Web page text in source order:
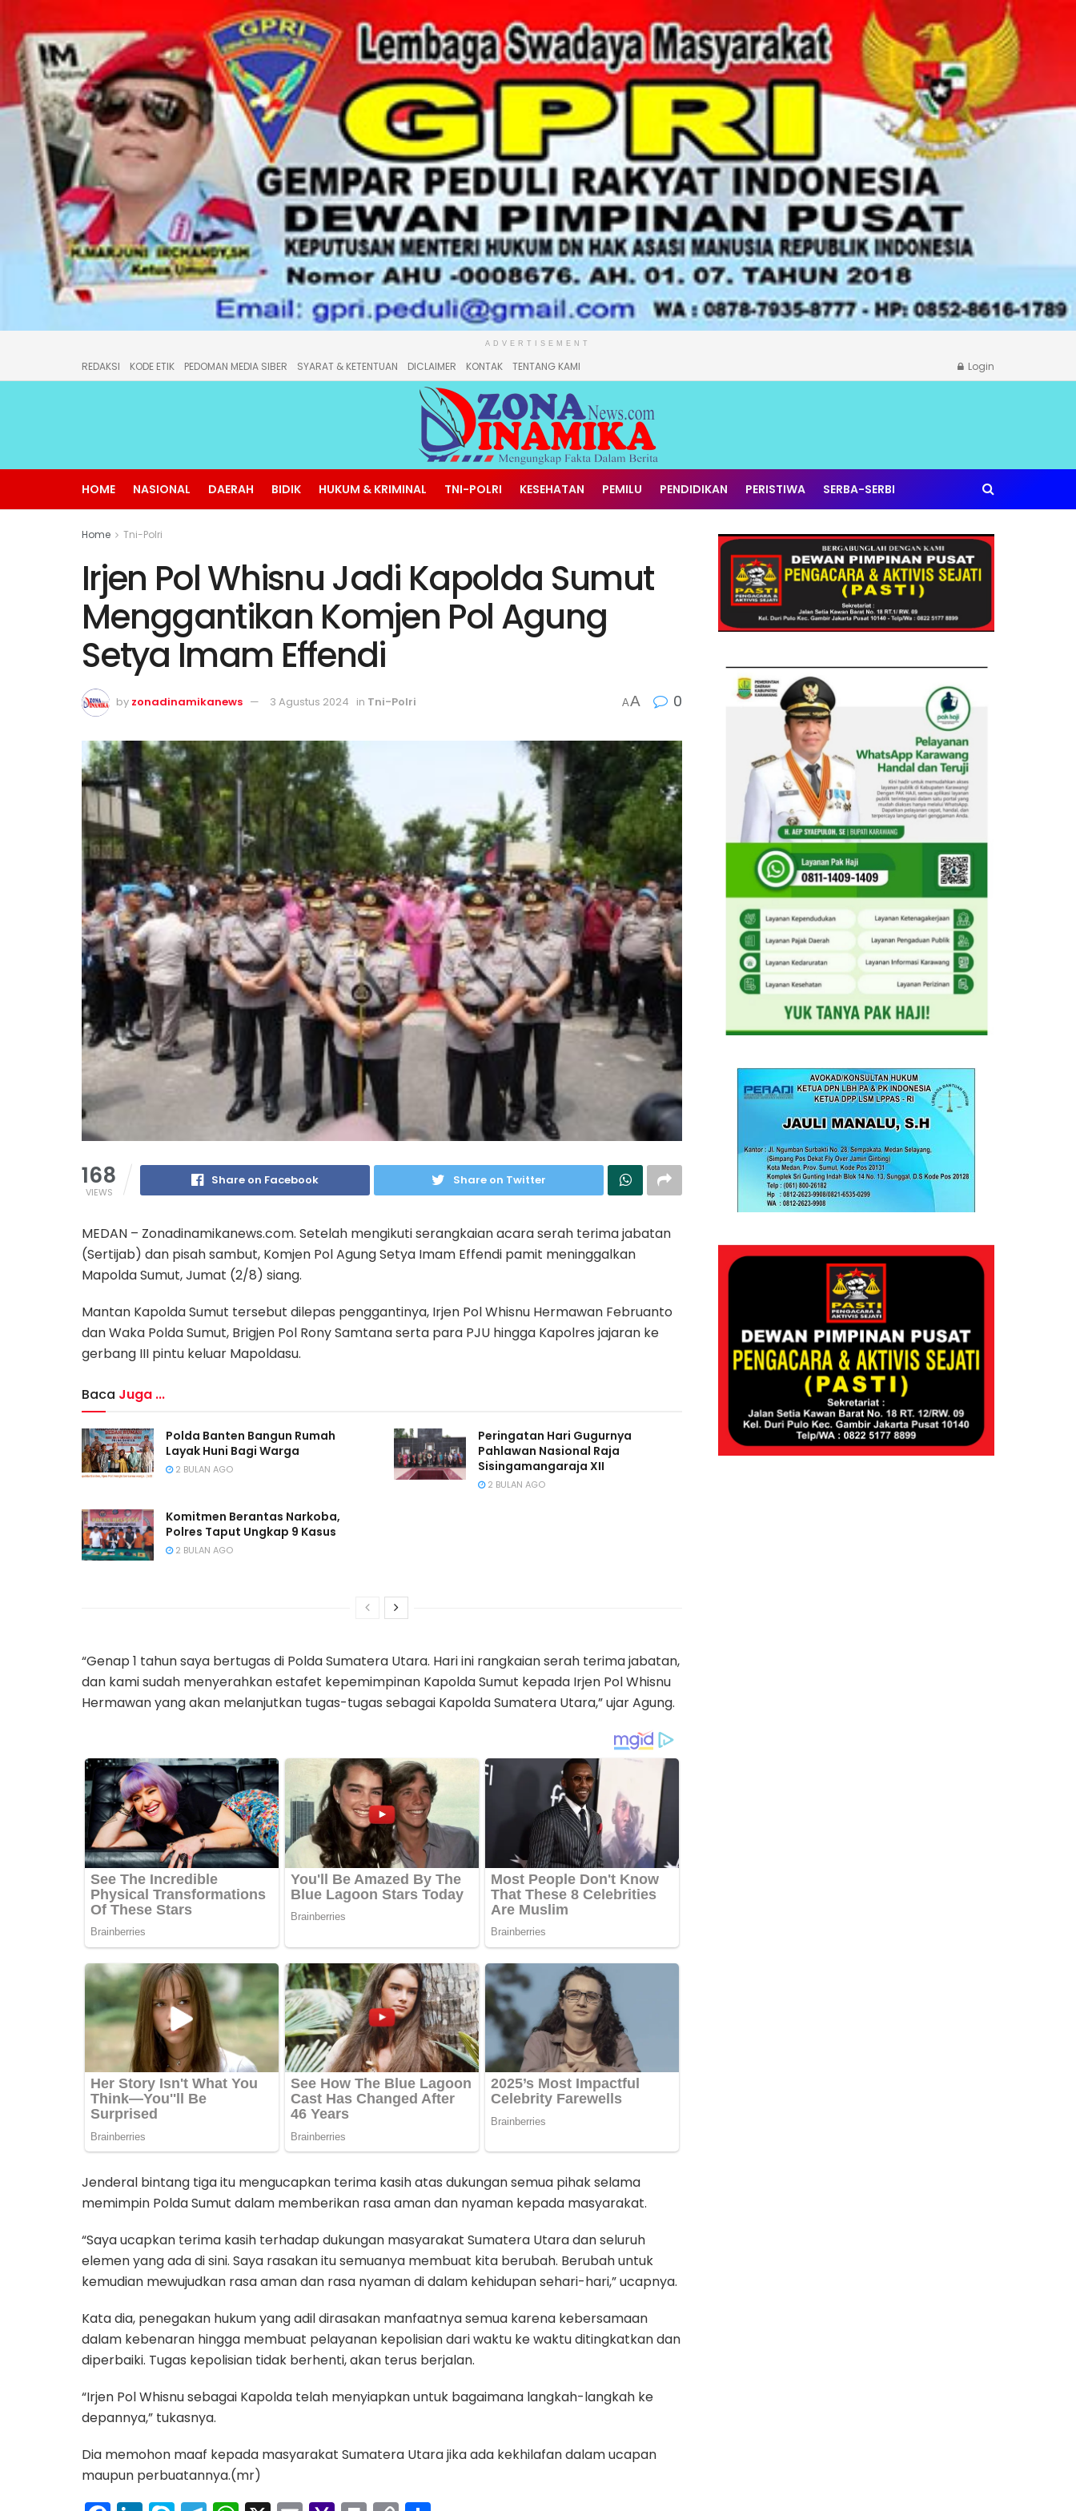
ADVERTISEMENT
REDAKSI KODE ETIK PEDOMAN MEDIA SIBER SYARAT & KETENTUAN DICLAIMER KONTAK TENTANG KAMI Login
HOME NASIONAL DAERAH BIDIK HUKUM & KRIMINAL TNI-POLRI KESEHATAN PEMILU PENDIDIKAN PERISTIWA SERBA-SERBI
Home Tni-Polri
Irjen Pol Whisnu Jadi Kapolda Sumut
Menggantikan Komjen Pol Agung
Setya Imam Effendi
by zonadinamikanews 3 Agustus 2024 in Tni-Polri AA 0
168
VIEWS
Share on Facebook Share on Twitter
MEDAN – Zonadinamikanews.com. Setelah mengikuti serangkaian acara serah terima jabatan
(Sertijab) dan pisah sambut, Komjen Pol Agung Setya Imam Effendi pamit meninggalkan
Mapolda Sumut, Jumat (2/8) siang.
Mantan Kapolda Sumut tersebut dilepas penggantinya, Irjen Pol Whisnu Hermawan Februanto
dan Waka Polda Sumut, Brigjen Pol Rony Samtana serta para PJU hingga Kapolres jajaran ke
gerbang III pintu keluar Mapoldasu.
Baca Juga ...
Polda Banten Bangun Rumah
Layak Huni Bagi Warga
2 BULAN AGO
Peringatan Hari Gugurnya
Pahlawan Nasional Raja
Sisingamangaraja XII
2 BULAN AGO
Komitmen Berantas Narkoba,
Polres Taput Ungkap 9 Kasus
2 BULAN AGO
“Genap 1 tahun saya bertugas di Polda Sumatera Utara. Hari ini rangkaian serah terima jabatan,
dan kami sudah menyerahkan estafet kepemimpinan Kapolda Sumut kepada Irjen Pol Whisnu
Hermawan yang akan melanjutkan tugas-tugas sebagai Kapolda Sumatera Utara,” ujar Agung.
Jenderal bintang tiga itu mengucapkan terima kasih atas dukungan semua pihak selama
memimpin Polda Sumut dalam memberikan rasa aman dan nyaman kepada masyarakat.
“Saya ucapkan terima kasih terhadap dukungan masyarakat Sumatera Utara dan seluruh
elemen yang ada di sini. Saya rasakan itu semuanya membuat kita berubah. Berubah untuk
kemudian mewujudkan rasa aman dan rasa nyaman di dalam kehidupan sehari-hari,” ucapnya.
Kata dia, penegakan hukum yang adil dirasakan manfaatnya semua karena kebersamaan
dalam kebenaran hingga membuat pelayanan kepolisian dari waktu ke waktu ditingkatkan dan
diperbaiki. Tugas kepolisian tidak berhenti, akan terus berjalan.
“Irjen Pol Whisnu sebagai Kapolda telah menyiapkan untuk bagaimana langkah-langkah ke
depannya,” tukasnya.
Dia memohon maaf kepada masyarakat Sumatera Utara jika ada kekhilafan dalam ucapan
maupun perbuatannya.(mr)